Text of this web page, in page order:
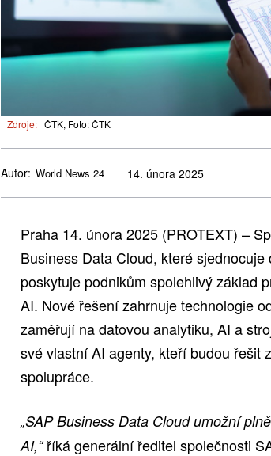
Zdroje: ČTK, Foto: ČTK
Autor: World News 24 14. února 2025
Praha 14. února 2025 (PROTEXT) –
Business Data Cloud, které
poskytuje podnikům spolehlivý základ
AI. Nové řešení zahrnuje technologie
zaměřují na datovou analytiku, AI a
své vlastní AI agenty, kteří budou řešit
spolupráce.
„SAP Business Data Cloud umožní
AI,“říká generální ředitel společnosti